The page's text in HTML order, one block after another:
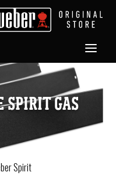
SPIRIT GAS
Spirit